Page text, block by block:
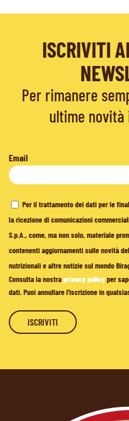
ISCRIVITI
Per rimanere
ultime novità
Email
Per il trattamento dei dati per le
la ricezione di comunicazioni
S.p.A., come, ma non solo, materiale
contenenti aggiornamenti sulle novità
nutrizionali e altre notizie sul mondo
Consulta la nostraprivacy policyper
dati. Puoi annullare l'iscrizione in